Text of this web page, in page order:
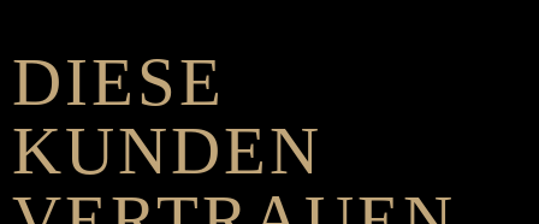
DIESE
KUNDEN